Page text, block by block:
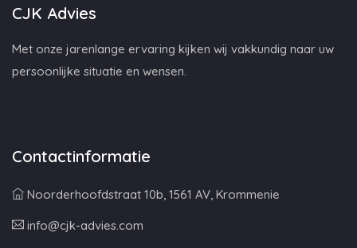
CJK Advies
Met onze jarenlange ervaring kijken wij vakkundig naar uw
persoonlijke situatie en wensen.
Contactinformatie
Noorderhoofdstraat 10b, 1561 AV, Krommenie
info@cjk-advies.com